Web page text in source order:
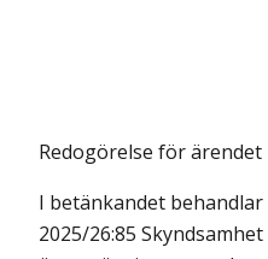
Redogörelse för ärendet
I betänkandet
2025/26:85